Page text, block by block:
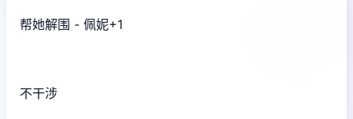
帮她解围 - 佩妮+1
不干涉